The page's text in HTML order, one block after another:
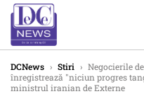
DCNews › Stiri › Negocierile
înregistrează "niciun progres
ministrul iranian de Externe